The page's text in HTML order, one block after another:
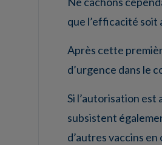
que l’efficacité
Après cette
d’urgence dans le
Si l’autorisation
subsistent
d’autres vaccins